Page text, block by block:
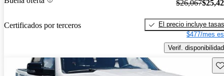
Certificados por terceros
$26,067
El precio incluye tasas
$477/mes
Verif. disponibilidad